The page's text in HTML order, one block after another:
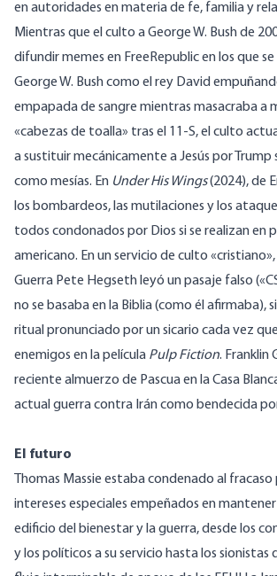
en autoridades en materia de fe, familia y
Mientras que el culto a George W. Bush de
difundir memes en FreeRepublic en los que
George W. Bush como el rey David
empapada de sangre mientras masacraba a
«cabezas de toalla» tras el 11-S, el culto
a sustituir mecánicamente a Jesús por Trump
como mesías. En Under His Wings(2024), de
los bombardeos, las mutilaciones y los
todos condonados por Dios si se realizan en
americano. En un servicio de culto
Guerra Pete Hegseth leyó un pasaje falso
no se basaba en la Biblia (como él afirmaba),
ritual pronunciado por un sicario cada vez
enemigos en la película Pulp Fiction. Franklin
reciente almuerzo de Pascua en la Casa
actual guerra contra Irán como bendecida
El futuro
Thomas Massie estaba condenado al
intereses especiales empeñados en mantener
edificio del bienestar y la guerra, desde los
y los políticos a su servicio hasta los sionistas